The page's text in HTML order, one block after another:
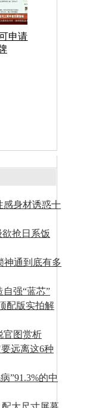
申请
感身材诱惑十
抢日系饭
神通到底有多
强“蓝芯”
配版实拍解
官图赏析
远离这6种
”91.3%的中